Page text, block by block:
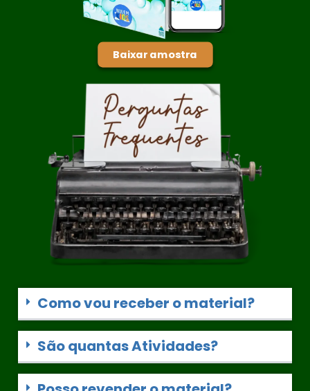
Baixar amostra
Como vou receber o material?
São quantas Atividades?